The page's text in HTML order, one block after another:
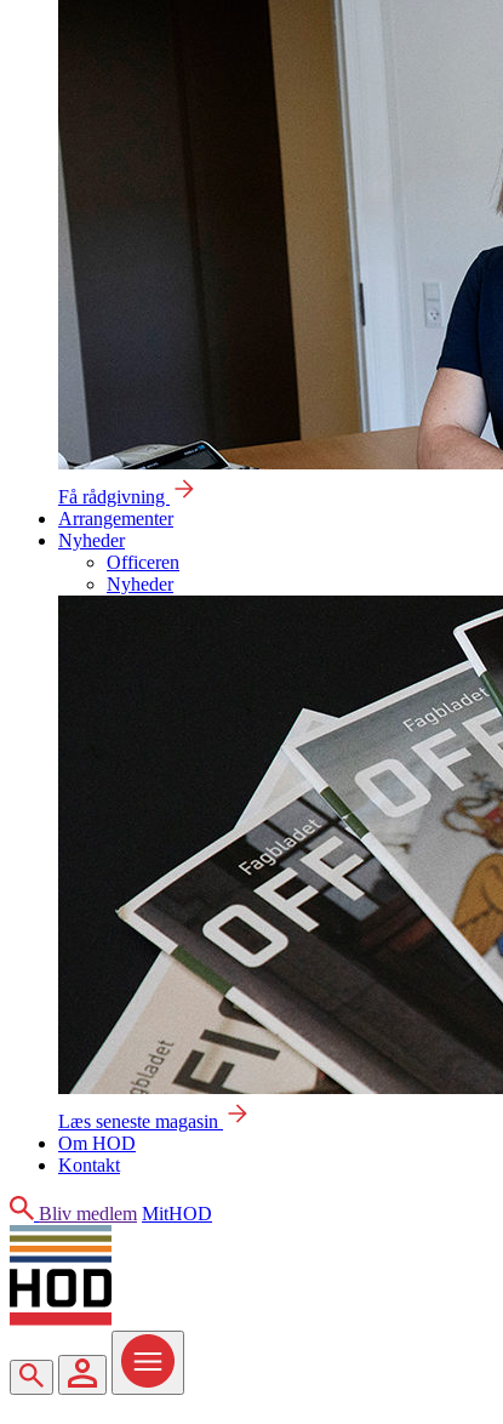
Få rådgivning
Arrangementer
Nyheder
Officeren
Nyheder
Læs seneste magasin
Om HOD
Kontakt
Søg
Bliv medlem MitHOD
Søg MitHOD Menu